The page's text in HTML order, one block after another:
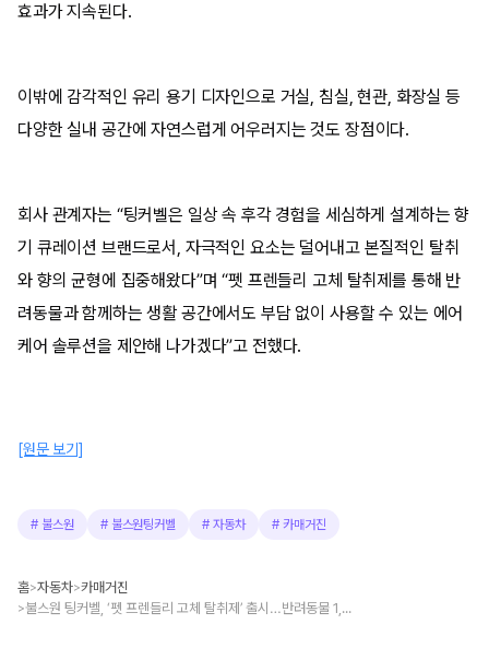
효과가 지속된다.
이밖에 감각적인 유리 용기 디자인으로 거실, 침실, 현관, 화장실 등
다양한 실내 공간에 자연스럽게 어우러지는 것도 장점이다.
회사 관계자는 “팅커벨은 일상 속 후각 경험을 세심하게 설계하는 향
기 큐레이션 브랜드로서, 자극적인 요소는 덜어내고 본질적인 탈취
와 향의 균형에 집중해왔다”며 “펫 프렌들리 고체 탈취제를 통해 반
려동물과 함께하는 생활 공간에서도 부담 없이 사용할 수 있는 에어
케어 솔루션을 제안해 나가겠다”고 전했다.
[원문 보기]
# 불스원 # 불스원팅커벨 #자동차 # 카매거진
홈>자동차>카매거진
> 불스원 팅커벨, ‘펫 프렌들리 고체 탈취제’ 출시…반려동물 1,000마리 선호 테스트 거친 향 적용